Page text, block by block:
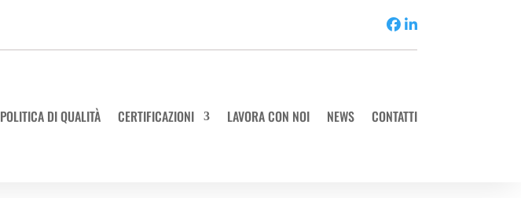
POLITICA DI QUALITÀ CERTIFICAZIONI LAVORA CON NOI NEWS CONTATTI